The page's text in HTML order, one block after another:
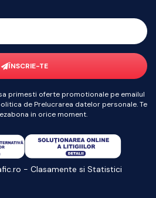
ÎNSCRIE-TE
primesti oferte promotionale pe emailul
de Prelucrarea datelor personale. Te
in orice moment.